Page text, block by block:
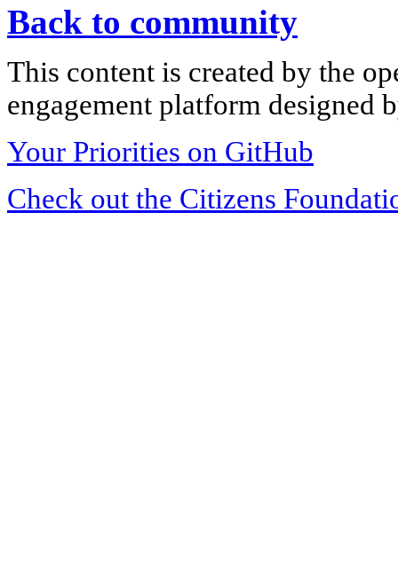
Back to community
This content is created by the
engagement platform designed
Your Priorities on GitHub
Check out the Citizens